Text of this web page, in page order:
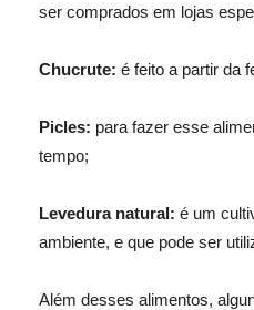
ser comprados em lojas
Chucrute: é feito a partir da
Picles: para fazer esse
tempo;
Levedura natural: é um
ambiente, e que pode ser
Além desses alimentos,